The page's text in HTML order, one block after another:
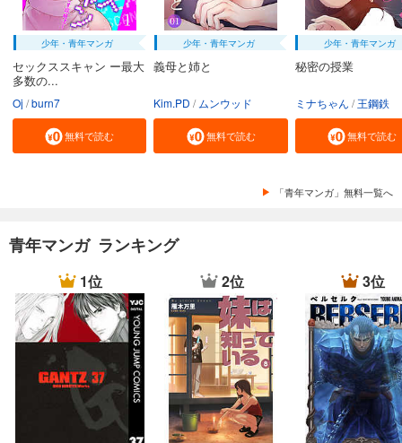
少年・青年マンガ
セックススキャン ー最大
多数の...
Oj burn7
無料で読む
少年・青年マンガ
義母と姉と
Kim.PD ムンウッド
無料で読む
少年・青年マンガ
秘密の授業
ミナちゃん 王鋼鉄
無料で読む
「青年マンガ」無料一覧へ
青年マンガ ランキング
1位 2位 3位